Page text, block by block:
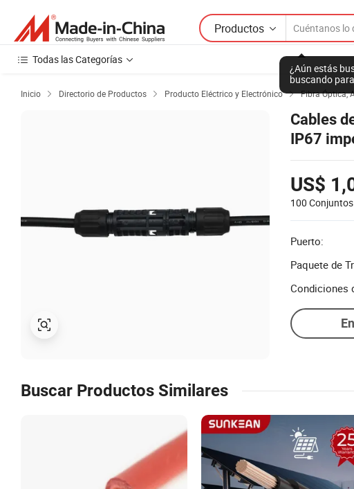
Productos
¿Aún estás
buscando
Todas las Categorías
Inicio  Directorio de Productos  Producto Eléctrico y Electrónico  Fibra Óptica,
Cables
IP67
US$
100 Conjuntos
Puerto:
Paquete de
Condiciones
Buscar Productos Similares